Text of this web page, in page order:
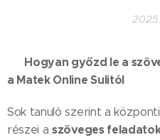
Hogyan győzd le a
a Matek Online Sulitól
Sok tanuló szerint a
részei aszöveges